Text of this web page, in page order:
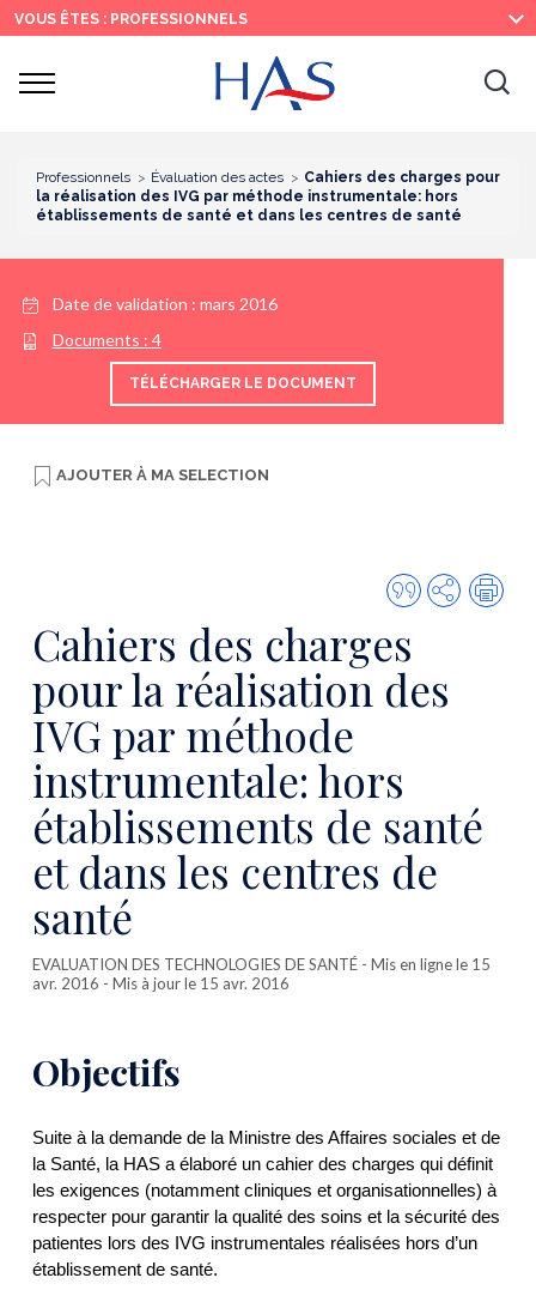
Recherche
Menu
principal
Contenu
principal
VOUS ÊTES : PROFESSIONNELS
Ouvrir
Professionnels Évaluation des actes
Cahiers des charges pour
la réalisation des IVG par méthode instrumentale: hors
établissements de santé et dans les centres de santé
Date de validation : mars 2016
Documents : 4
TÉLÉCHARGER LE DOCUMENT
AJOUTER À MA SELECTION
Citer
cette
Partager
Cahiers des charges
pour la réalisation des
IVG par méthode
instrumentale: hors
établissements de santé
et dans les centres de
santé
EVALUATION DES TECHNOLOGIES DE SANTÉ - Mis en ligne le 15
avr. 2016 - Mis à jour le 15 avr. 2016
Objectifs
Suite à la demande de la Ministre des Affaires sociales et de
la Santé, la HAS a élaboré un cahier des charges qui définit
les exigences (notamment cliniques et organisationnelles) à
respecter pour garantir la qualité des soins et la sécurité des
patientes lors des IVG instrumentales réalisées hors d’un
établissement de santé.